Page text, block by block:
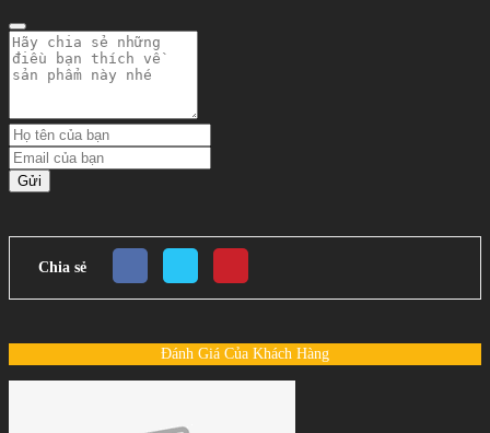
Gửi
Chia sẻ
Đánh Giá Của Khách Hàng